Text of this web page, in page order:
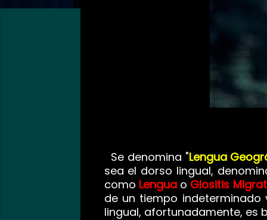
Se denomina "Lengua
sea el dorso lingual,
como Lengua o Glositis
de un tiempo
lingual, afortunadamente, es